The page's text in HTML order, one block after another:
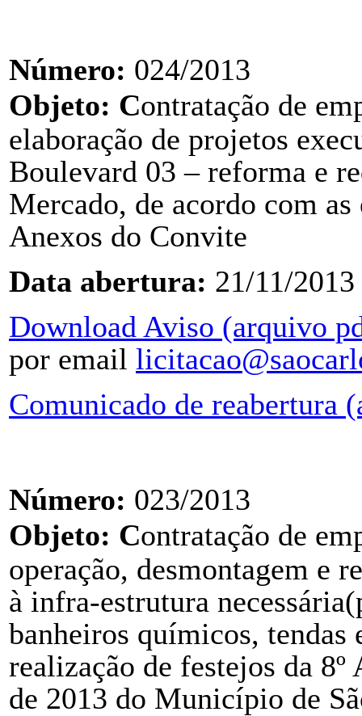
Número: 024/2013
Objeto: Contratação de
elaboração de projetos
Boulevard 03 – reforma e
Mercado, de acordo com as
Anexos do Convite
Data abertura: 21/11/2013
Download Aviso (arquivo
por email
Comunicado de reabertura
Número: 023/2013
Objeto: Contratação de
operação, desmontagem e
à infra-estrutura
banheiros químicos, tendas
realização de festejos da
de 2013 do Município de